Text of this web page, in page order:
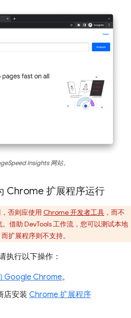
Insights 网站。
Chrome 扩展程序运行
否则应使用 Chrome 开发者工具 ，而不
借助 DevTools 工作流，您可以测试本地
扩展程序则不支持。
执行以下操作：
Google Chrome。
店安装 Chrome 扩展程序